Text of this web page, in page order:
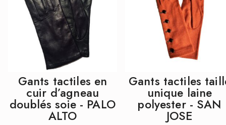
QUICK VIEW
Gants tactiles en
cuir d’agneau
doublés soie - PALO
ALTO
QUICK VIEW
Gants tactiles
unique laine
polyester - SAN
JOSE